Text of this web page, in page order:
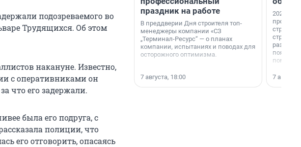
подозреваемого во
Трудящихся. Об этом
накануне. Известно,
с оперативниками он
что его задержали.
была его подруга, с
полиции, что
его отговорить, опасаясь
праздник на работе
В преддверии Дня строителя топ-
менеджеры компании «СЗ
„Терминал-Ресурс“ — о планах
компании, испытаниях и поводах для
осторожного оптимизма.
7 августа, 18:00
2026-й —
раз. В
7